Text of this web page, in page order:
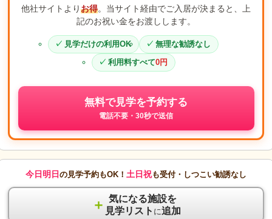
他社サイトよりお得。当サイト経由でご入居が決まると、上
記のお祝い金をお渡しします。
見学だけの利用OK
無理な勧誘なし
利用料すべて0円
無料で見学を予約する
電話不要・30秒で送信
今日明日 の見学予約もOK！ 土日祝も受付・しつこい勧誘なし
＋ 気になる施設を
見学リスト に追加